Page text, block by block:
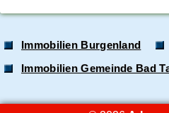
Immobilien Burgenland
Immobilien Gemeinde Bad